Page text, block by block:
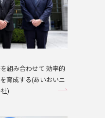
組み合わせて 効率的
育成する(あいおいニ
)